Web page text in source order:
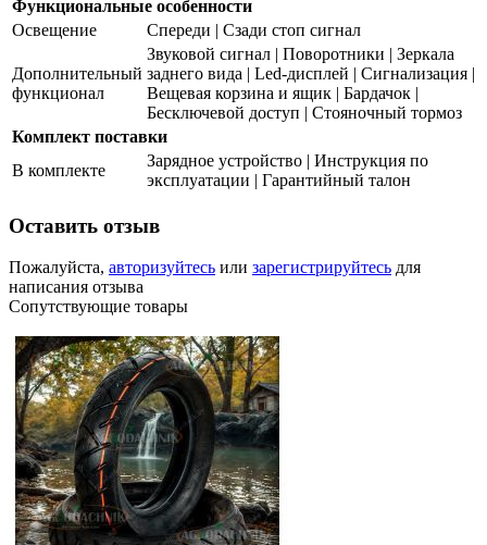
Функциональные особенности
Освещение
Спереди | Сзади стоп сигнал
Дополнительный
функционал
Звуковой сигнал | Поворотники | Зеркала
заднего вида | Led-дисплей | Сигнализация |
Вещевая корзина и ящик | Бардачок |
Бесключевой доступ | Стояночный тормоз
Комплект поставки
В комплекте
Зарядное устройство | Инструкция по
эксплуатации | Гарантийный талон
Оставить отзыв
Пожалуйста, авторизуйтесь или зарегистрируйтесь для
написания отзыва
Сопутствующие товары